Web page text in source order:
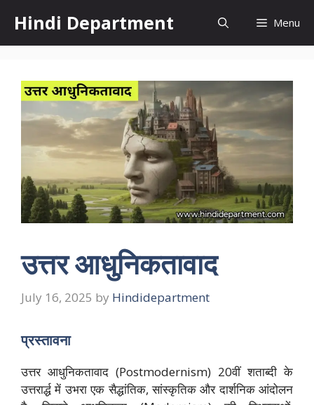
content
Hindi Department Menu
उत्तर आधुनिकतावाद
July 16, 2025 by Hindidepartment
प्रस्तावना
उत्तर आधुनिकतावाद (Postmodernism) 20वीं शताब्दी के
उत्तरार्द्ध में उभरा एक सैद्धांतिक, सांस्कृतिक और दार्शनिक आंदोलन